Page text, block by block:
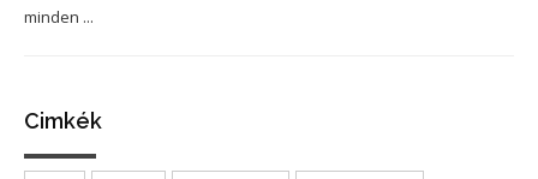
minden ...
Cimkék